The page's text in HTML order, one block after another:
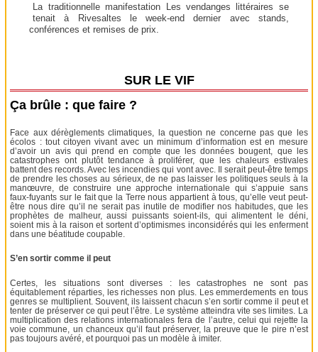
La traditionnelle manifestation Les vendanges littéraires se
tenait à Rivesaltes le week-end dernier avec stands,
conférences et remises de prix.
SUR LE VIF
Ça brûle : que faire ?
Face aux dérèglements climatiques, la question ne concerne pas que les
écolos : tout citoyen vivant avec un minimum d’information est en mesure
d’avoir un avis qui prend en compte que les données bougent, que les
catastrophes ont plutôt tendance à proliférer, que les chaleurs estivales
battent des records. Avec les incendies qui vont avec. Il serait peut-être temps
de prendre les choses au sérieux, de ne pas laisser les politiques seuls à la
manœuvre, de construire une approche internationale qui s’appuie sans
faux-fuyants sur le fait que la Terre nous appartient à tous, qu’elle veut peut-
être nous dire qu’il ne serait pas inutile de modifier nos habitudes, que les
prophètes de malheur, aussi puissants soient-ils, qui alimentent le déni,
soient mis à la raison et sortent d’optimismes inconsidérés qui les enferment
dans une béatitude coupable.
S’en sortir comme il peut
Certes, les situations sont diverses : les catastrophes ne sont pas
équitablement réparties, les richesses non plus. Les emmerdements en tous
genres se multiplient. Souvent, ils laissent chacun s’en sortir comme il peut et
tenter de préserver ce qui peut l’être. Le système atteindra vite ses limites. La
multiplication des relations internationales fera de l’autre, celui qui rejette la
voie commune, un chanceux qu’il faut préserver, la preuve que le pire n’est
pas toujours avéré, et pourquoi pas un modèle à imiter.